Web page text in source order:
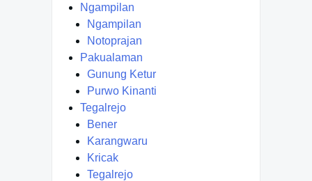
Ngampilan
Ngampilan
Notoprajan
Pakualaman
Gunung Ketur
Purwo Kinanti
Tegalrejo
Bener
Karangwaru
Kricak
Tegalrejo